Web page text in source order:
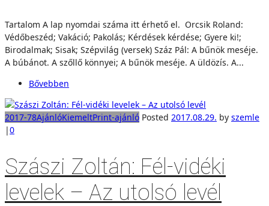
Tartalom A lap nyomdai száma itt érhető el. Orcsik Roland:
Védőbeszéd; Vakáció; Pakolás; Kérdések kérdése; Gyere ki!;
Birodalmak; Sisak; Szépvilág (versek) Száz Pál: A bűnök meséje.
A búbánot. A szőllő könnyei; A bűnök meséje. A üldözís. A...
Bővebben
2017-78AjánlóKiemeltPrint-ajánló Posted 2017.08.29. by szemle
|0
Szászi Zoltán: Fél-vidéki
levelek – Az utolsó levél